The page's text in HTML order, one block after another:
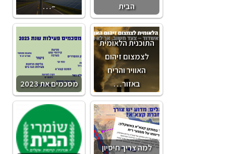
–…
הבית
מסכמים את 2023
התוכנית הלאומית
לצמצום זיהום
האוויר והריח
באזור…
למה צריך חיסיון